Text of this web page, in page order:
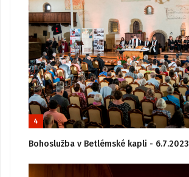
4
Bohoslužba v Betlémské kapli - 6.7.2023